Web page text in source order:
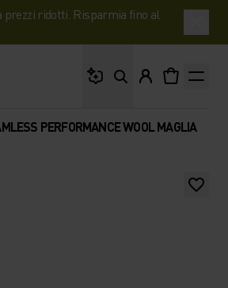
prezzi ridotti. Risparmia fino al
PERFORMANCE WOOL MAGLIA